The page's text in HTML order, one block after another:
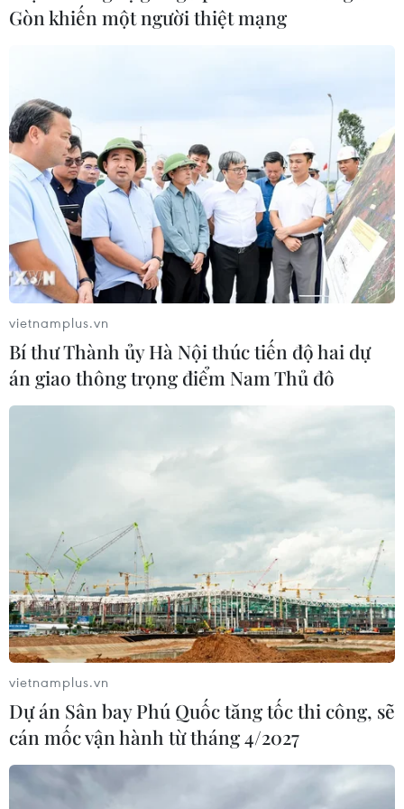
dùng
Thương mại Việt Nam-Australia
hướng tới những động lực tăng
trưởng mới
08/08/2026 03:29
Hà Nội kiên quyết xử lý vi phạm tại
hồ Đồng Đò
08/08/2026 03:29
Nghệ An: OCOP đã có thương hiệu,
vì sao nông sản vẫn lo đầu ra?
08/08/2026 03:28
Quảng Trị quyết tâm bàn giao sớm
LIG-Hướng Hóa 1
08/08/2026 02:33
Chủ tịch Quốc hội dự kỷ
niệm 70 năm Ngày truyền thống lực
lượng Cảnh sát kinh tế
08/08/2026 01:59
Áp dụng "luồng xanh" cho nhà đầu
tư dự án hạ tầng công nghiệp phía
Đông Đắk Lắk
Gòn khiến một người thiệt mạng
vietnamplus.vn
Bí thư Thành ủy Hà Nội thúc tiến độ hai dự
án giao thông trọng điểm Nam Thủ đô
vietnamplus.vn
Dự án Sân bay Phú Quốc tăng tốc thi công, sẽ
cán mốc vận hành từ tháng 4/2027